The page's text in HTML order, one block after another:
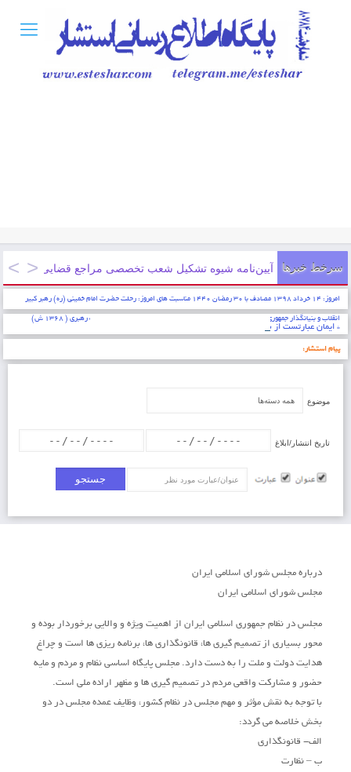
سرخط خبرها آیین‌نامه شیوه تشکیل شعب تخصصی مراجع قضایی شماره۹۰۰۰/۱۷۸۳۷/۱۰۰ ۱۳۹۸/۳/۱
امروز: ۱۴ خرداد ۱۳۹۸ مصادف با ۳۰ رمضان ۱۴۴۰ مناسبت های امروز: رحلت حضرت امام خمینی (ره) رهبر کبیر
انقلاب و بنیانگذار جمهوری اسلامی ایران ( ۱۳۶۸ش)، انتخاب حضرت آیت الله خامنه ای به رهبری ( ۱۳۶۸ ش)
* ایمان عبارتست از شناخت قلبی اقرار کردن به زبان عمل کردن به اعضاء . پیامبر اکرم (ص)
پیام استشار:
موضوع
تاریخ انتشار/ابلاغ
درباره مجلس شورای اسلامی ایران
مجلس شورای اسلامی ایران
مجلس در نظام جمهوری اسلامی ایران از اهمیت ویژه و والایی برخوردار بوده و
محور بسیاری از تصمیم گیری ها، قانونگذاری ها، برنامه ریزی ها است و چراغ
هدایت دولت و ملت را به دست دارد. مجلس پایگاه اساسی نظام و مردم و مایه
حضور و مشارکت واقعی مردم در تصمیم گیری ها و مظهر اراده ملی است.
با توجه به نقش مؤثر و مهم مجلس در نظام کشور، وظایف عمده مجلس در دو
بخش خلاصه می گردد:
الف- قانونگذاری
ب – نظارت